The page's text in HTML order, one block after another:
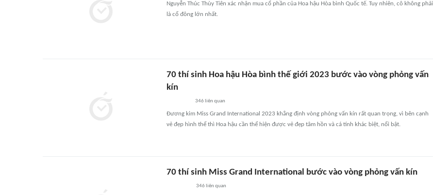
Nguyễn Thúc Thùy Tiên xác nhận mua cổ phần của Hoa hậu Hòa bình Quốc tế. Tuy nhiên, cô không phải
là cổ đông lớn nhất.
70 thí sinh Hoa hậu Hòa bình thế giới 2023 bước vào vòng phỏng vấn
kín
346 liên quan
Đương kim Miss Grand International 2023 khẳng định vòng phỏng vấn kín rất quan trọng, vì bên cạnh
vẻ đẹp hình thể thì Hoa hậu cần thể hiện được vẻ đẹp tâm hồn và cá tính khác biệt, nổi bật.
70 thí sinh Miss Grand International bước vào vòng phỏng vấn kín
346 liên quan